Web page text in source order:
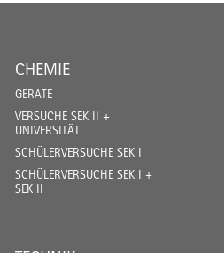
CHEMIE
GERÄTE
VERSUCHE SEK II +
UNIVERSITÄT
SCHÜLERVERSUCHE SEK I
SCHÜLERVERSUCHE SEK I +
SEK II